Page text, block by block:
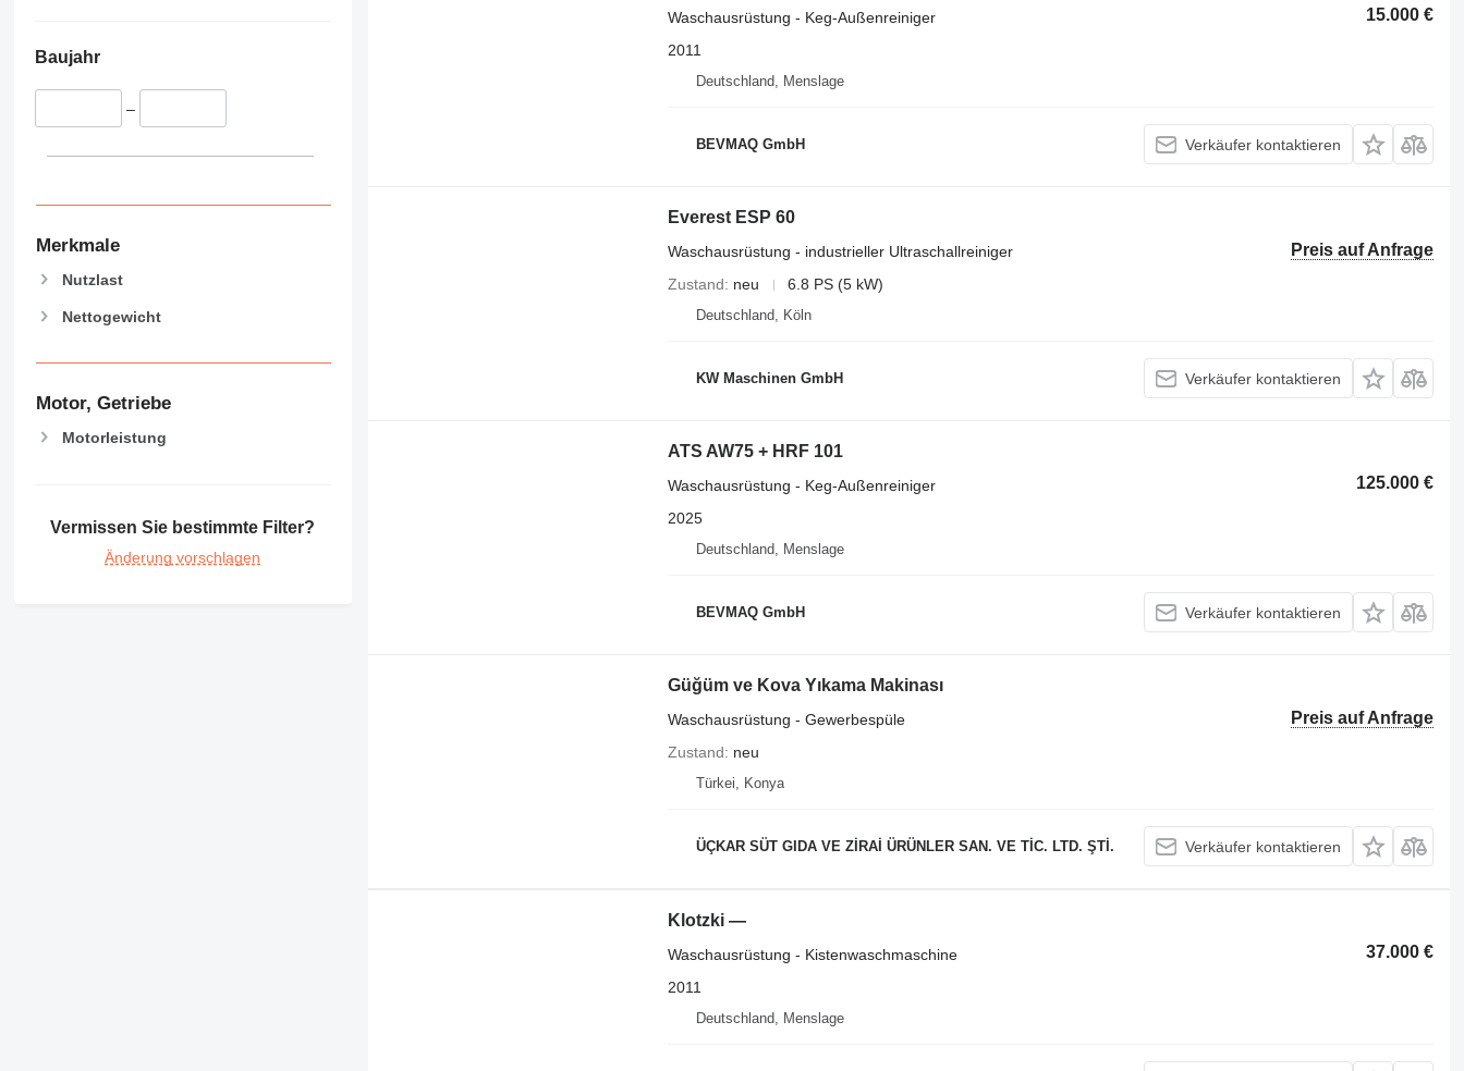
Baujahr
–
Merkmale
Nutzlast
Nettogewicht
Motor, Getriebe
Motorleistung
Vermissen Sie bestimmte Filter?
Änderung vorschlagen
15.000 €
Waschausrüstung - Keg-Außenreiniger
2011
Deutschland, Menslage
BEVMAQ GmbH Verkäufer kontaktieren
Everest ESP 60
Preis auf Anfrage
Waschausrüstung - industrieller Ultraschallreiniger
Zustand
neu 6.8 PS (5 kW)
Deutschland, Köln
KW Maschinen GmbH Verkäufer kontaktieren
ATS AW75 + HRF 101
125.000 €
Waschausrüstung - Keg-Außenreiniger
2025
Deutschland, Menslage
BEVMAQ GmbH Verkäufer kontaktieren
Güğüm ve Kova Yıkama Makinası
Preis auf Anfrage
Waschausrüstung - Gewerbespüle
Zustand
neu
Türkei, Konya
ÜÇKAR SÜT GIDA VE ZİRAİ ÜRÜNLER SAN. VE TİC. LTD. ŞTİ. Verkäufer kontaktieren
Klotzki —
37.000 €
Waschausrüstung - Kistenwaschmaschine
2011
Deutschland, Menslage